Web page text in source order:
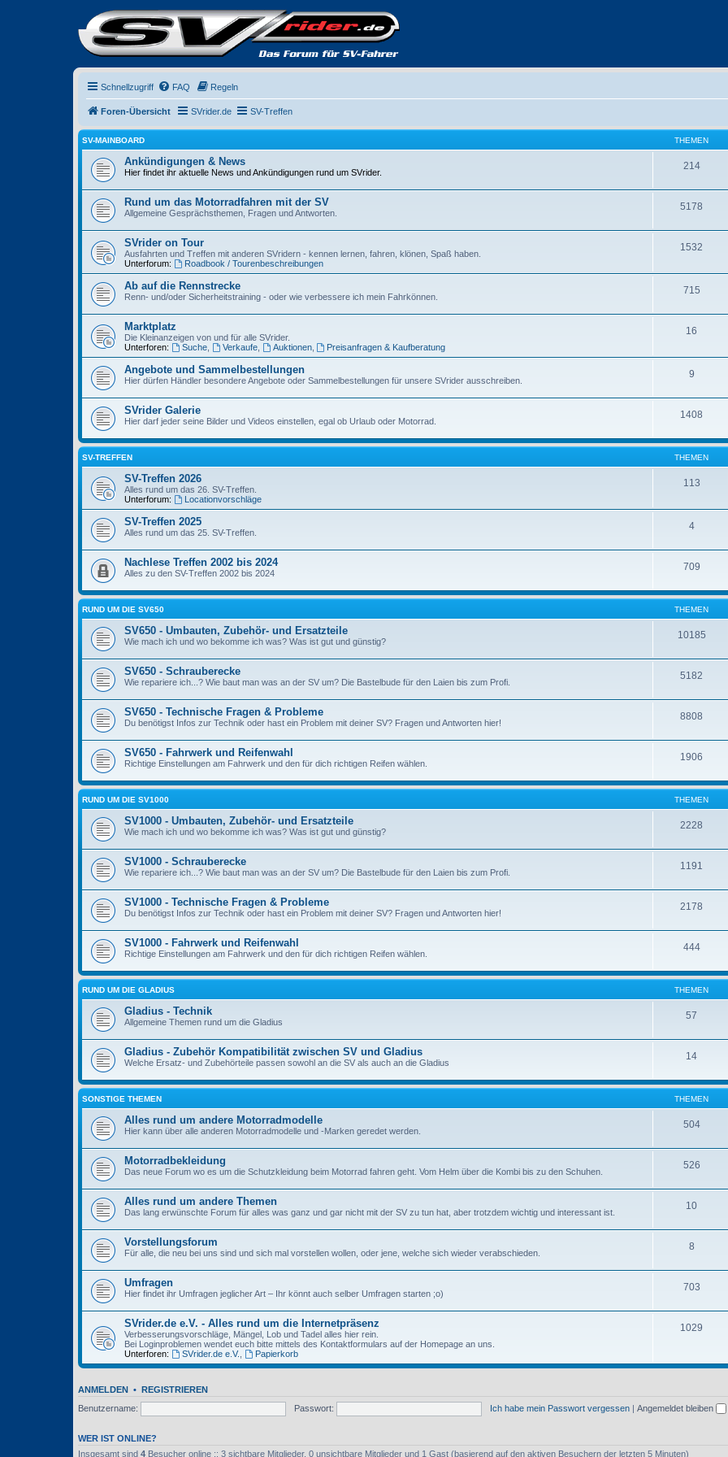
Schnellzugriff FAQ Regeln
Foren-Übersicht SVrider.de SV-Treffen
SV-MAINBOARD THEMEN
Ankündigungen & News
Hier findet ihr aktuelle News und Ankündigungen rund um SVrider.
214
Rund um das Motorradfahren mit der SV
Allgemeine Gesprächsthemen, Fragen und Antworten.
5178
SVrider on Tour
Ausfahrten und Treffen mit anderen SVridern - kennen lernen, fahren, klönen, Spaß haben.
Unterforum:
Roadbook / Tourenbeschreibungen
1532
Ab auf die Rennstrecke
Renn- und/oder Sicherheitstraining - oder wie verbessere ich mein Fahrkönnen.
715
Marktplatz
Die Kleinanzeigen von und für alle SVrider.
Unterforen:
Suche, Verkaufe, Auktionen, Preisanfragen & Kaufberatung
16
Angebote und Sammelbestellungen
Hier dürfen Händler besondere Angebote oder Sammelbestellungen für unsere SVrider ausschreiben.
9
SVrider Galerie
Hier darf jeder seine Bilder und Videos einstellen, egal ob Urlaub oder Motorrad.
1408
SV-TREFFEN THEMEN
SV-Treffen 2026
Alles rund um das 26. SV-Treffen.
Unterforum:
Locationvorschläge
113
SV-Treffen 2025
Alles rund um das 25. SV-Treffen.
4
Nachlese Treffen 2002 bis 2024
Alles zu den SV-Treffen 2002 bis 2024
709
RUND UM DIE SV650 THEMEN
SV650 - Umbauten, Zubehör- und Ersatzteile
Wie mach ich und wo bekomme ich was? Was ist gut und günstig?
10185
SV650 - Schrauberecke
Wie repariere ich...? Wie baut man was an der SV um? Die Bastelbude für den Laien bis zum Profi.
5182
SV650 - Technische Fragen & Probleme
Du benötigst Infos zur Technik oder hast ein Problem mit deiner SV? Fragen und Antworten hier!
8808
SV650 - Fahrwerk und Reifenwahl
Richtige Einstellungen am Fahrwerk und den für dich richtigen Reifen wählen.
1906
RUND UM DIE SV1000 THEMEN
SV1000 - Umbauten, Zubehör- und Ersatzteile
Wie mach ich und wo bekomme ich was? Was ist gut und günstig?
2228
SV1000 - Schrauberecke
Wie repariere ich...? Wie baut man was an der SV um? Die Bastelbude für den Laien bis zum Profi.
1191
SV1000 - Technische Fragen & Probleme
Du benötigst Infos zur Technik oder hast ein Problem mit deiner SV? Fragen und Antworten hier!
2178
SV1000 - Fahrwerk und Reifenwahl
Richtige Einstellungen am Fahrwerk und den für dich richtigen Reifen wählen.
444
RUND UM DIE GLADIUS THEMEN
Gladius - Technik
Allgemeine Themen rund um die Gladius
57
Gladius - Zubehör Kompatibilität zwischen SV und Gladius
Welche Ersatz- und Zubehörteile passen sowohl an die SV als auch an die Gladius
14
SONSTIGE THEMEN THEMEN
Alles rund um andere Motorradmodelle
Hier kann über alle anderen Motorradmodelle und -Marken geredet werden.
504
Motorradbekleidung
Das neue Forum wo es um die Schutzkleidung beim Motorrad fahren geht. Vom Helm über die Kombi bis zu den Schuhen.
526
Alles rund um andere Themen
Das lang erwünschte Forum für alles was ganz und gar nicht mit der SV zu tun hat, aber trotzdem wichtig und interessant ist.
10
Vorstellungsforum
Für alle, die neu bei uns sind und sich mal vorstellen wollen, oder jene, welche sich wieder verabschieden.
8
Umfragen
Hier findet ihr Umfragen jeglicher Art – Ihr könnt auch selber Umfragen starten ;o)
703
SVrider.de e.V. - Alles rund um die Internetpräsenz
Verbesserungsvorschläge, Mängel, Lob und Tadel alles hier rein.
Bei Loginproblemen wendet euch bitte mittels des Kontaktformulars auf der Homepage an uns.
Unterforen:
SVrider.de e.V. Papierkorb
1029
ANMELDEN • REGISTRIEREN
Benutzername:
Passwort: Ich habe mein Passwort vergessen | Angemeldet bleiben
WER IST ONLINE?
Insgesamt sind 4 Besucher online :: 3 sichtbare Mitglieder, 0 unsichtbare Mitglieder und 1 Gast (basierend auf den aktiven Besuchern der letzten 5 Minuten)